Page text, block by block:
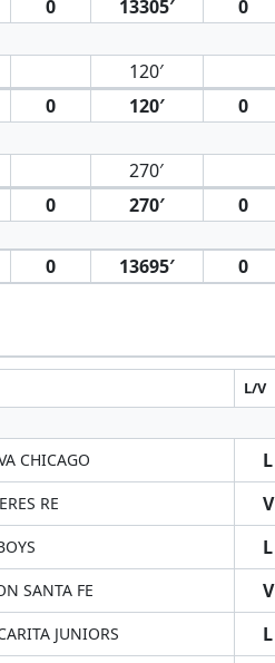
0 13305′ 0
120′
0 120′ 0
270′
0 270′ 0
0 13695′ 0
L/V
CHICAGO L
RE V
L
SANTA FE V
JUNIORS L